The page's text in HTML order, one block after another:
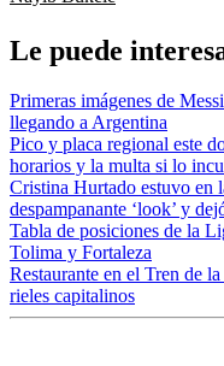
Le puede
Primeras imágenes de
llegando a Argentina
Pico y placa regional este
horarios y la multa si lo
Cristina Hurtado estuvo en
despampanante ‘look’ y
Tabla de posiciones de la
Tolima y Fortaleza
Restaurante en el Tren de
rieles capitalinos